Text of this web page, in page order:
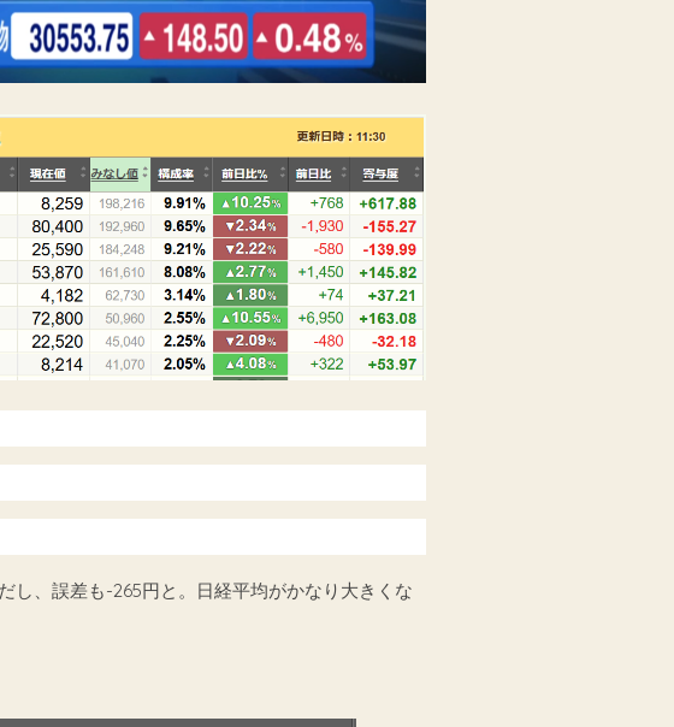
し、誤差も-265円と。日経平均がかなり大きくな